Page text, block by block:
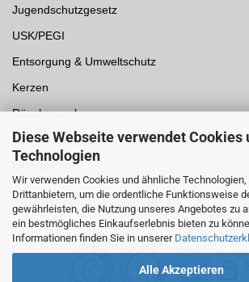
Diese Webseite verwendet Cookies
Technologien
Wir verwenden Cookies und ähnliche Technologien,
Drittanbietern, um die ordentliche Funktionsweise
gewährleisten, die Nutzung unseres Angebotes zu
ein bestmögliches Einkaufserlebnis bieten zu
Informationen finden Sie in unserer
Alle Akzeptieren
Jugendschutzgesetz
USK/PEGI
Entsorgung & Umweltschutz
Kerzen
Räucherwerke
Spielwaren
Einwegpfand
Auszeichnungen /Sicherheit